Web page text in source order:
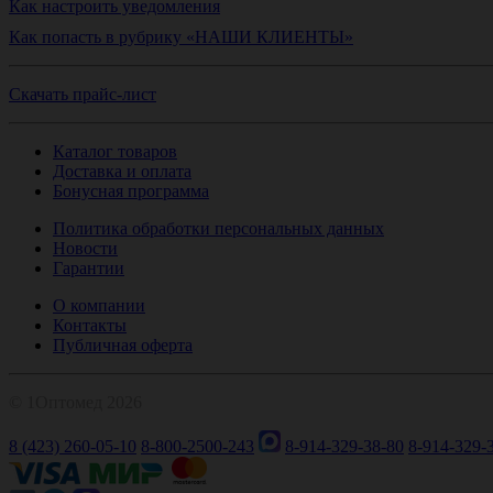
Как настроить уведомления
Как попасть в рубрику «НАШИ КЛИЕНТЫ»
Скачать прайс-лист
Каталог товаров
Доставка и оплата
Бонусная программа
Политика обработки персональных данных
Новости
Гарантии
О компании
Контакты
Публичная оферта
8 (423) 260-05-10 8-800-2500-243 8-914-329-38-80 8-914-329-